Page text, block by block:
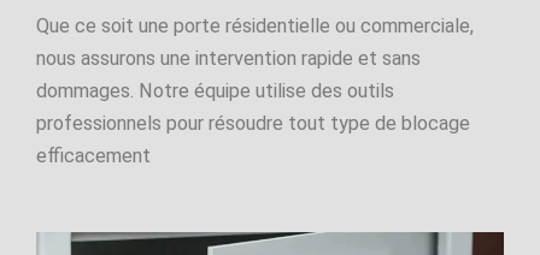
Que ce soit une porte résidentielle ou commerciale,
nous assurons une intervention rapide et sans
dommages. Notre équipe utilise des outils
professionnels pour résoudre tout type de blocage
efficacement